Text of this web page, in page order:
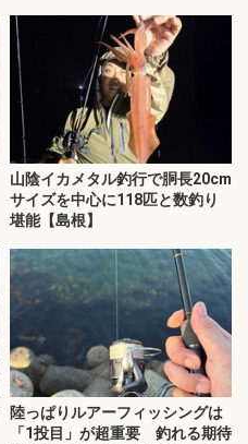
山陰イカメタル釣行で胴長20cm
サイズを中心に118匹と数釣り
堪能【島根】
陸っぱりルアーフィッシングは
「1投目」が超重要 釣れる期待